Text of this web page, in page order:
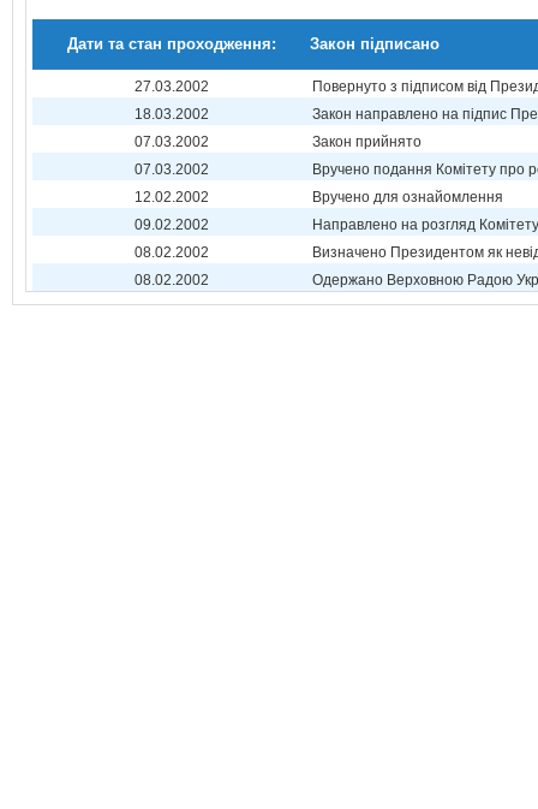
Дати та стан проходження: Закон підписано
27.03.2002
Повернуто з підписом від
18.03.2002
Закон направлено на підпис
07.03.2002
Закон прийнято
07.03.2002
Вручено подання Комітету про
12.02.2002
Вручено для ознайомлення
09.02.2002
Направлено на розгляд Комітету
08.02.2002
Визначено Президентом як
08.02.2002
Одержано Верховною Радою